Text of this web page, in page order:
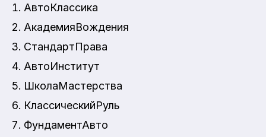
АвтоКлассика
АкадемияВождения
СтандартПрава
АвтоИнститут
ШколаМастерства
КлассическийРуль
ФундаментАвто